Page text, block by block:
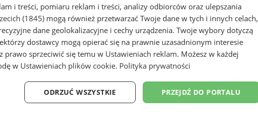
i treści, pomiaru reklam i treści, analizy odbiorców oraz ulepszania
(1845) mogą również przetwarzać Twoje dane w tych i innych celach,
dane geolokalizacyjne i cechy urządzenia. Twoje wybory dotyczą
dostawcy mogą opierać się na prawnie uzasadnionym interesie
prawo sprzeciwić się temu w Ustawieniach reklam. Możesz w każdej
w Ustawieniach plików cookie. Polityka prywatności
PRZEJDŹ DO PORTALU
ODRZUĆ WSZYSTKIE